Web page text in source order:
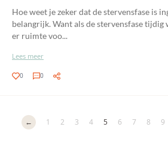
Hoe weet je zeker dat de stervensfase is
belangrijk. Want als de stervensfase
er ruimte voo...
Lees meer
0 0
← 1 2 3 4 5 6 7 8 9